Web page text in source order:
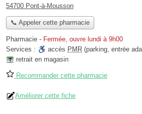
54700 Pont-à-Mousson
📞 Appeler cette pharmacie
Pharmacie - Fermée, ouvre lundi à 9h00
Services :
accès PMR (parking, entrée
retrait en magasin
Recommander cette pharmacie
Améliorer cette fiche